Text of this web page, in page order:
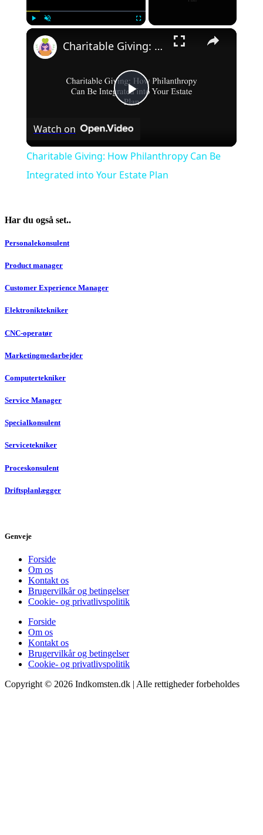
×
Play
Charitable Giving: How Philanthropy Can Be Integrated into Your Estate Plan
Watch on
Charitable Giving: How Philanthropy Can Be
Integrated into Your Estate Plan
Har du også set..
Personalekonsulent
Product manager
Customer Experience Manager
Elektroniktekniker
CNC-operatør
Marketingmedarbejder
Computertekniker
Service Manager
Specialkonsulent
Servicetekniker
Proceskonsulent
Driftsplanlægger
Genveje
Forside
Om os
Kontakt os
Brugervilkår og betingelser
Cookie- og privatlivspolitik
Forside
Om os
Kontakt os
Brugervilkår og betingelser
Cookie- og privatlivspolitik
Copyright © 2026 Indkomsten.dk | Alle rettigheder forbeholdes